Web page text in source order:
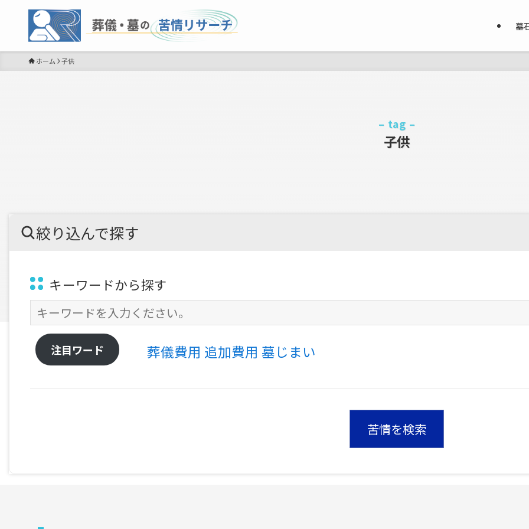
墓
ホーム 子供
子供
– tag –
絞り込んで探す
キーワードから探す
注目ワード 葬儀費用 追加費用 墓じまい
苦情を検索